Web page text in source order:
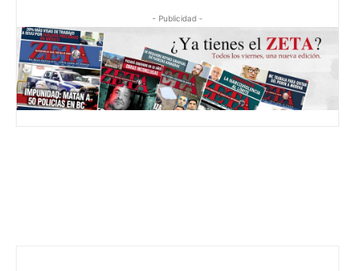
- Publicidad -